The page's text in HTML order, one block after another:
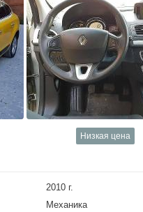
Низкая цена
2010 г.
Механика